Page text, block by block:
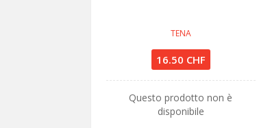
TENA
16.50 CHF
Questo prodotto non è
disponibile